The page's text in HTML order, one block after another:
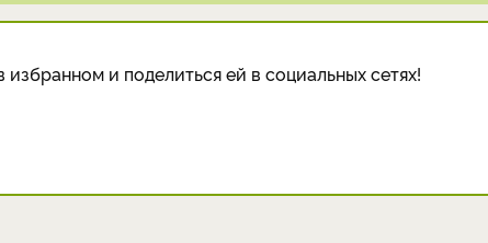
и поделиться ей в социальных сетях!